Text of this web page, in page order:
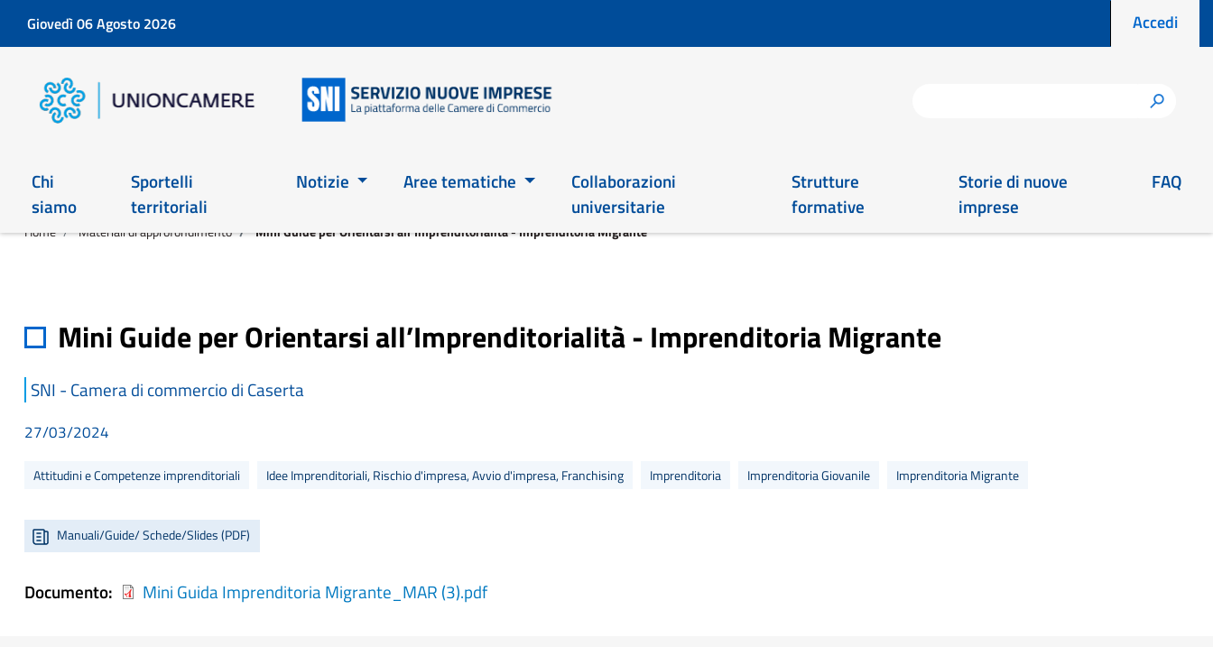
Giovedì 06 Agosto 2026 Menu
Accedi
h
Main 2026
Chi
siamo
Sportelli
territoriali
Notizie Aree tematiche
Collaborazioni
universitarie
Strutture
formative
Storie di nuove
imprese
FAQ
Home Materiali di approfondimento Mini Guide per Orientarsi all’Imprenditorialità - Imprenditoria Migrante
Mini Guide per Orientarsi all’Imprenditorialità - Imprenditoria Migrante
SNI - Camera di commercio di Caserta
27/03/2024
Attitudini e Competenze imprenditoriali Idee Imprenditoriali, Rischio d'impresa, Avvio d'impresa, Franchising Imprenditoria Imprenditoria Giovanile Imprenditoria Migrante
Manuali/Guide/ Schede/Slides (PDF)
Documento Mini Guida Imprenditoria Migrante_MAR (3).pdf